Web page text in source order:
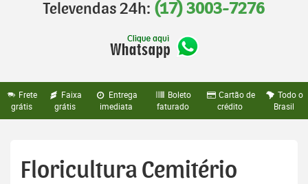
Televendas 24h: (17) 3003-7276
Frete
grátis
Faixa
grátis
Entrega
imediata
Boleto
faturado
Cartão de
crédito
Todo o
Brasil
Floricultura Cemitério